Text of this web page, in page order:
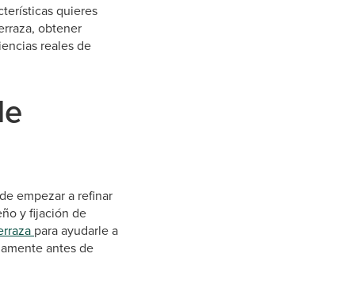
quieres
obtener
reales de
empezar a refinar
y fijación de
para ayudarle a
antes de